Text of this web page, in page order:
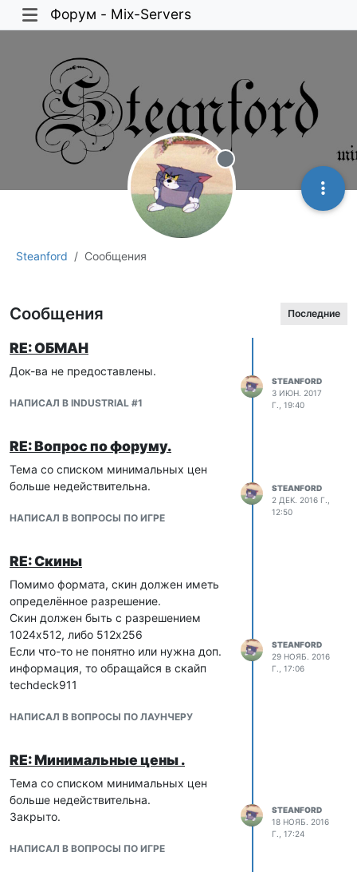
Форум - Mix-Servers
Steanford Сообщения
Не в сети
Сообщения Последние
RE: ОБМАН
Док-ва не предоставлены.
НАПИСАЛ В INDUSTRIAL #1
STEANFORD
3 ИЮН. 2017
Г., 19:40
RE: Вопрос по форуму.
Тема со списком минимальных цен
больше недействительна.
НАПИСАЛ В ВОПРОСЫ ПО ИГРЕ
STEANFORD
2 ДЕК. 2016 Г.,
12:50
RE: Скины
Помимо формата, скин должен иметь
определённое разрешение.
Скин должен быть с разрешением
1024x512, либо 512x256
Если что-то не понятно или нужна доп.
информация, то обращайся в скайп
techdeck911
НАПИСАЛ В ВОПРОСЫ ПО ЛАУНЧЕРУ
STEANFORD
29 НОЯБ. 2016
Г., 17:06
RE: Минимальные цены .
Тема со списком минимальных цен
больше недействительна.
Закрыто.
НАПИСАЛ В ВОПРОСЫ ПО ИГРЕ
STEANFORD
18 НОЯБ. 2016
Г., 17:24